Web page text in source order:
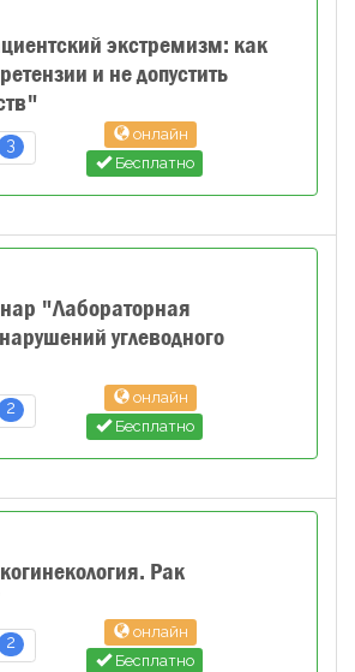
экстремизм: как
и не допустить
3
онлайн
Бесплатно
"Лабораторная
углеводного
2
онлайн
Бесплатно
Рак
2
онлайн
Бесплатно